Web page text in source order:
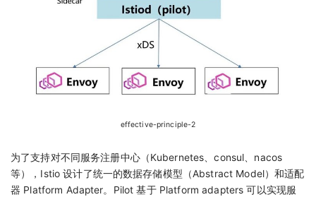
effective-principle-2
为了支持对不同服务注册中心（Kubernetes、consul、nacos
等），Istio 设计了统一的数据存储模型（Abstract Model）和适配
器 Platform Adapter。Pilot 基于 Platform adapters 可以实现服